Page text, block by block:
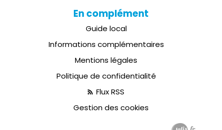
En complément
Guide local
Informations complémentaires
Mentions légales
Politique de confidentialité
Flux RSS
Gestion des cookies